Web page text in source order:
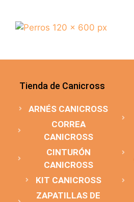
Tienda de Canicross
ARNÉS CANICROSS
CORREA
CANICROSS
CINTURÓN
CANICROSS
KIT CANICROSS
ZAPATILLAS DE